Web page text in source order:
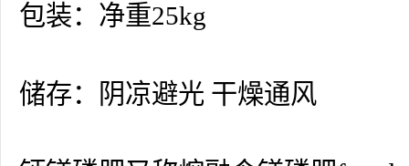
包装：净重25kg
储存：阴凉避光 干燥通风